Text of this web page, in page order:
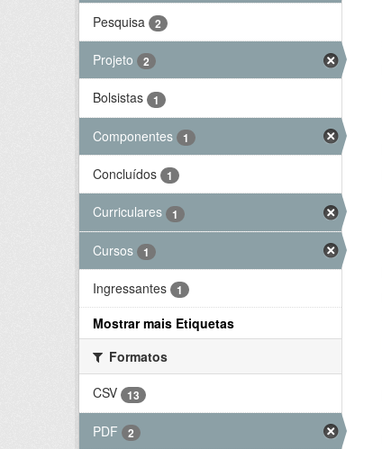
Pesquisa 2
Projeto 2
Bolsistas 1
Componentes 1
Concluídos 1
Curriculares 1
Cursos 1
Ingressantes 1
Mostrar mais Etiquetas
Formatos
CSV
13
PDF 2